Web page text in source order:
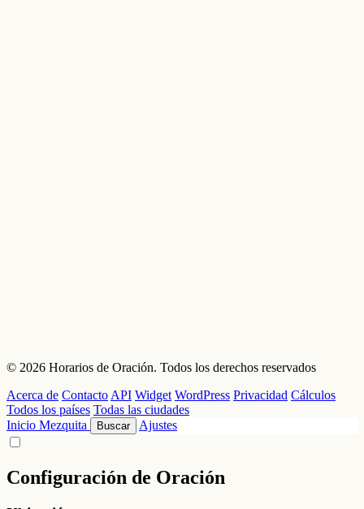
© 2026 Horarios de Oración. Todos los derechos reservados
Acerca de Contacto API Widget WordPress Privacidad Cálculos
Todos los países Todas las ciudades
Inicio Mezquita Buscar Ajustes
Configuración de Oración